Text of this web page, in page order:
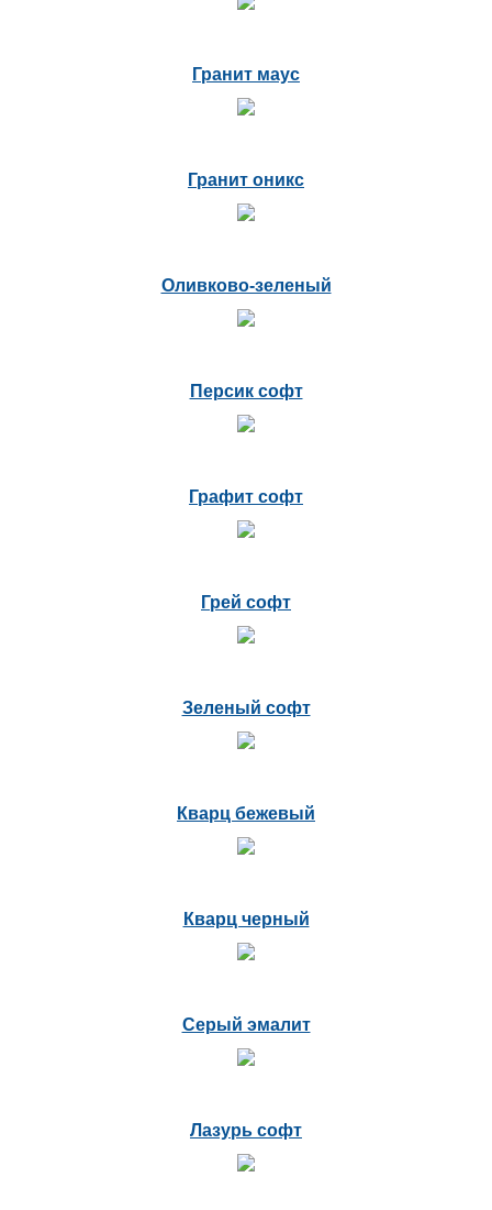
Гранит маус
Гранит оникс
Оливково-зеленый
Персик софт
Графит софт
Грей софт
Зеленый софт
Кварц бежевый
Кварц черный
Серый эмалит
Лазурь софт